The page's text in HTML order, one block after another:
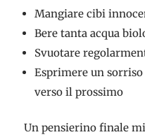
Mangiare cibi
Bere tanta acqua
Svuotare
Esprimere un
verso il prossimo
Un pensierino finale